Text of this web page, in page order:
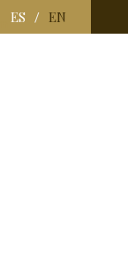
ES / EN